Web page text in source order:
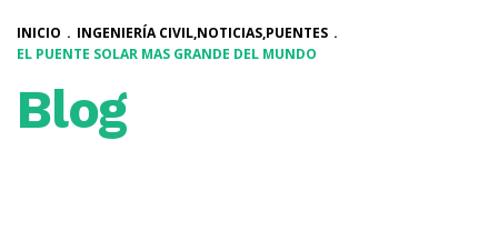
Blog
INICIO . INGENIERÍA CIVIL,NOTICIAS,PUENTES .
EL PUENTE SOLAR MAS GRANDE DEL MUNDO